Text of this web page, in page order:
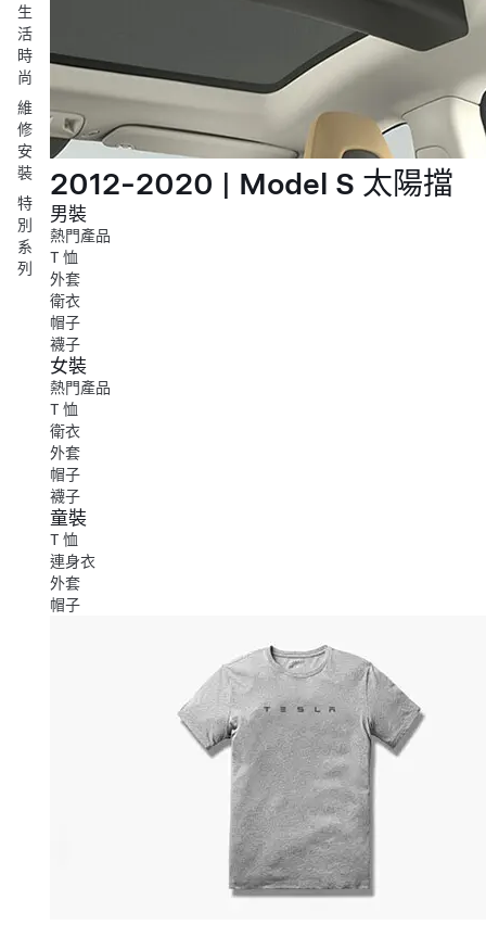
生
活
時
尚
維
修
安
裝
特
別
系
列
2012-2020 | Model S 太陽擋
男裝
熱門產品
T 恤
外套
衛衣
帽子
襪子
女裝
熱門產品
T 恤
衛衣
外套
帽子
襪子
童裝
T 恤
連身衣
外套
帽子